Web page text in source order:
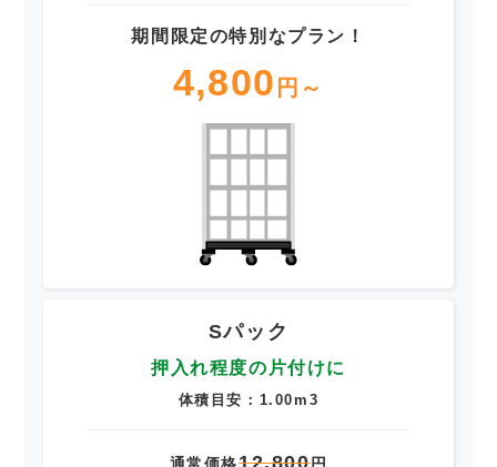
期間限定の特別なプラン！
4,800 円～
Sパック
押入れ程度の片付けに
体積目安：1.00m3